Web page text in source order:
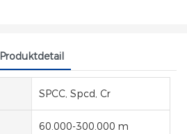
Produktdetail
SPCC, Spcd, Cr
60.000-300.000 m